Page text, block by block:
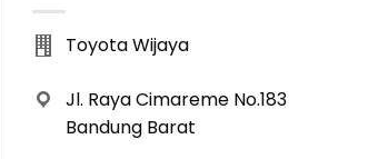
Toyota Wijaya
Jl. Raya Cimareme No.183
Bandung Barat